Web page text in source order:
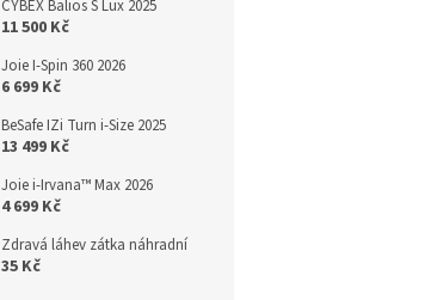
CYBEX Balios S Lux 2025
11 500 Kč
Joie I-Spin 360 2026
6 699 Kč
BeSafe IZi Turn i-Size 2025
13 499 Kč
Joie i-Irvana™ Max 2026
4 699 Kč
Zdravá láhev zátka náhradní
35 Kč